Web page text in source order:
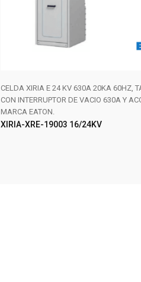
CELDA XIRIA E 24 KV 630A 20KA 60HZ,
CON INTERRUPTOR DE VACIO 630A Y
MARCA EATON.
XIRIA-XRE-19003 16/24KV